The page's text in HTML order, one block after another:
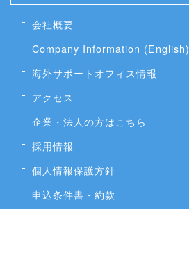
会社概要
Company Information (English)
海外サポートオフィス情報
アクセス
企業・法人の方はこちら
採用情報
個人情報保護方針
申込条件書・約款